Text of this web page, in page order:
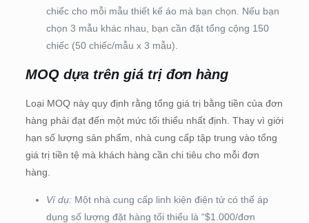
chiếc cho mỗi mẫu thiết kế áo mà bạn chọn. Nếu bạn
chọn 3 mẫu khác nhau, bạn cần đặt tổng cộng 150
chiếc (50 chiếc/mẫu x 3 mẫu).
MOQ dựa trên giá trị đơn hàng
Loại MOQ này quy định rằng tổng giá trị bằng tiền của đơn
hàng phải đạt đến một mức tối thiểu nhất định. Thay vì giới
hạn số lượng sản phẩm, nhà cung cấp tập trung vào tổng
giá trị tiền tệ mà khách hàng cần chi tiêu cho mỗi đơn
hàng.
Ví dụ: Một nhà cung cấp linh kiện điện tử có thể áp
dụng số lượng đặt hàng tối thiểu là “$1.000/đơn